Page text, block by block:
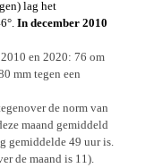
lag het
In december 2010
en 2020: 76 om
mm tegen een
de norm van
maand gemiddeld
gemiddelde 49 uur is.
de maand is 11).